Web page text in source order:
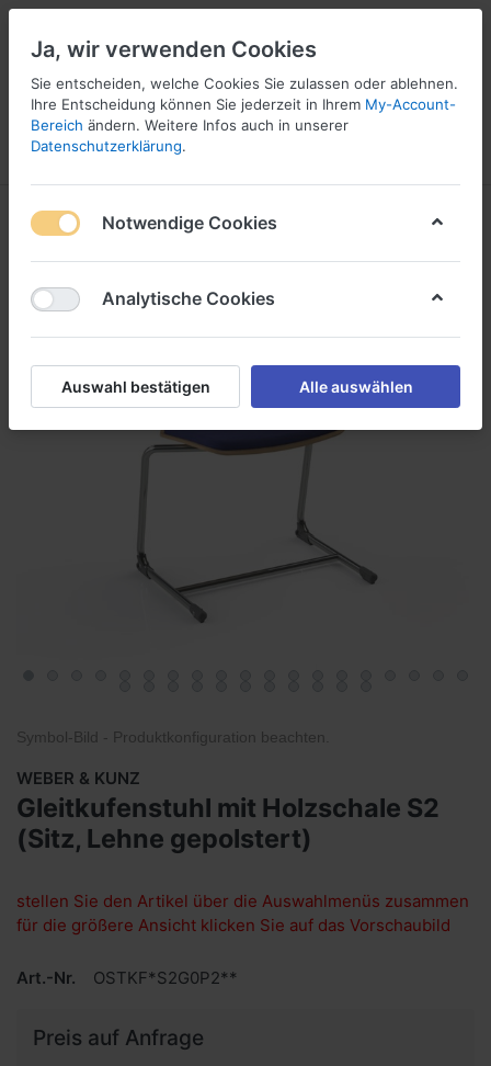
☎ 037296 69240
Menü Anmelden
Symbol-Bild - Produktkonfiguration beachten
WEBER & KUNZ
Gleitkufenstuhl mit Holzschale S2
(Sitz, Lehne gepolstert)
stellen Sie den Artikel über die Auswahlmenüs zusammen
für die größere Ansicht klicken Sie auf das Vorschaubild
Art.-Nr. OSTKF*S2G0P2**
Preis auf Anfrage
Ja, wir verwenden Cookies
Sie entscheiden, welche Cookies Sie zulassen oder ablehnen.
Ihre Entscheidung können Sie jederzeit in Ihrem My-Account-
Bereich ändern. Weitere Infos auch in unserer
Datenschutzerklärung.
Notwendige Cookies
Analytische Cookies
Auswahl bestätigen Alle auswählen